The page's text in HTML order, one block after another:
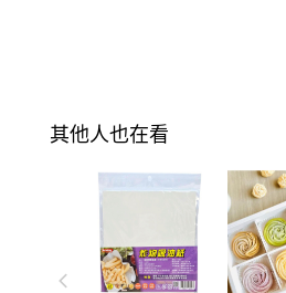
其他人也在看